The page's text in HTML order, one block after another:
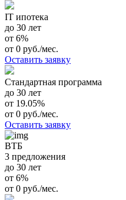
IT ипотека
до 30 лет
от 6%
от 0 руб./мес.
Оставить заявку
Стандартная программа
до 30 лет
от 19.05%
от 0 руб./мес.
Оставить заявку
ВТБ
3 предложения
до 30 лет
от 6%
от 0 руб./мес.